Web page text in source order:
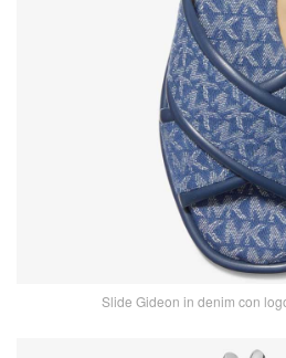
Slide Gideon in denim con